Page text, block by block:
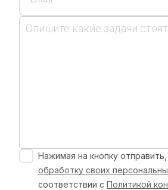
Нажимая на кнопку
обработку своих
соответствии с Политикой